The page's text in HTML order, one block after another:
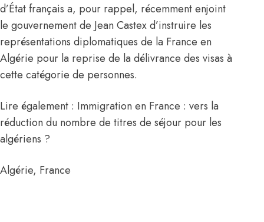
d’État français a, pour rappel, récemment enjoint
le gouvernement de Jean Castexd’instruire les
représentations diplomatiques de la France en
Algérie pour la reprise de la délivrance des visas à
cette catégorie de personnes.
Lire également : Immigration en France : vers la
réduction du nombre de titres de séjour pour les
algériens ?
Algérie, France